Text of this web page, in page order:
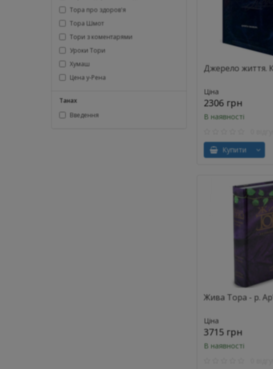
Тора про здоров'я
Тора Шмот
Тори з коментарями
Уроки Тори
Хумаш
Цена у-Рена
Танах
Введення
Джерело життя.
Ціна
2306 грн
В наявності
Купити
Жива Тора - р.
Ціна
3715 грн
В наявності